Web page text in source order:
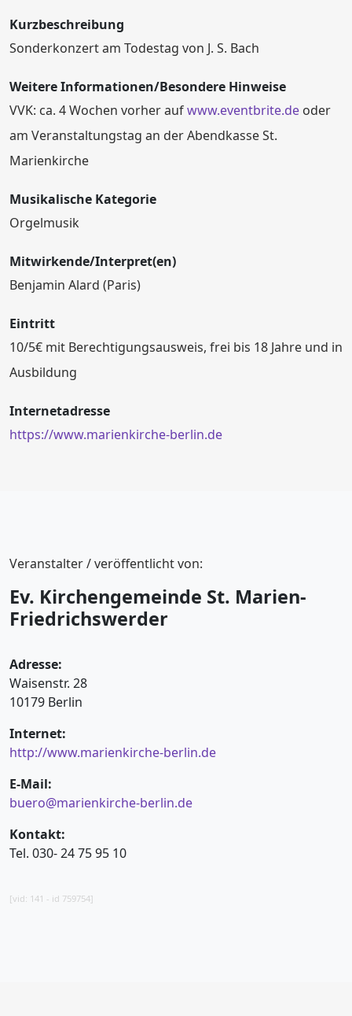
Kurzbeschreibung
Sonderkonzert am Todestag von J. S. Bach
Weitere Informationen/Besondere Hinweise
VVK: ca. 4 Wochen vorher aufwww.eventbrite.de oder
am Veranstaltungstag an der Abendkasse St.
Marienkirche
Musikalische Kategorie
Orgelmusik
Mitwirkende/Interpret(en)
Benjamin Alard (Paris)
Eintritt
10/5€ mit Berechtigungsausweis, frei bis 18 Jahre und in
Ausbildung
Internetadresse
https://www.marienkirche-berlin.de
Veranstalter / veröffentlicht von:
Ev. Kirchengemeinde St. Marien-
Friedrichswerder
Adresse:
Waisenstr. 28
10179 Berlin
Internet:
http://www.marienkirche-berlin.de
E-Mail:
buero@marienkirche-berlin.de
Kontakt:
Tel. 030- 24 75 95 10
[vid: 141 - id 759754]